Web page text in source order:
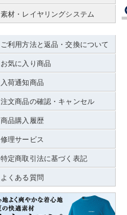
素材・レイヤリングシステム
ご利用方法と返品・交換について
お気に入り商品
入荷通知商品
注文商品の確認・キャンセル
商品購入履歴
修理サービス
特定商取引法に基づく表記
よくある質問